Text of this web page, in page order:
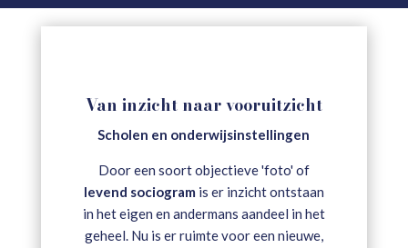
Van inzicht naar vooruitzicht
Scholen en onderwijsinstellingen
Door een soort objectieve 'foto' of
levend sociogram is er inzicht ontstaan
in het eigen en andermans aandeel in het
geheel. Nu is er ruimte voor een nieuwe,